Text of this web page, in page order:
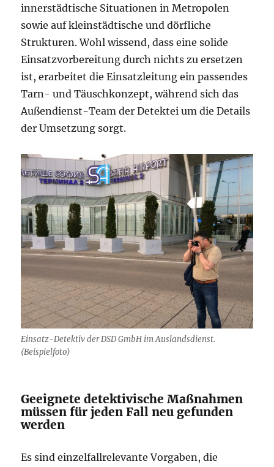
innerstädtische Situationen in Metropolen
sowie auf kleinstädtische und dörfliche
Strukturen. Wohl wissend, dass eine solide
Einsatzvorbereitung durch nichts zu ersetzen
ist, erarbeitet die Einsatzleitung ein passendes
Tarn- und Täuschkonzept, während sich das
Außendienst-Team der Detektei um die Details
der Umsetzung sorgt.
Einsatz-Detektiv der DSD GmbH im Auslandsdienst.
(Beispielfoto)
Geeignete detektivische Maßnahmen
müssen für jeden Fall neu gefunden
werden
Es sind einzelfallrelevante Vorgaben, die